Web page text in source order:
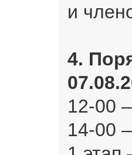
и
4.
12-00
14-00